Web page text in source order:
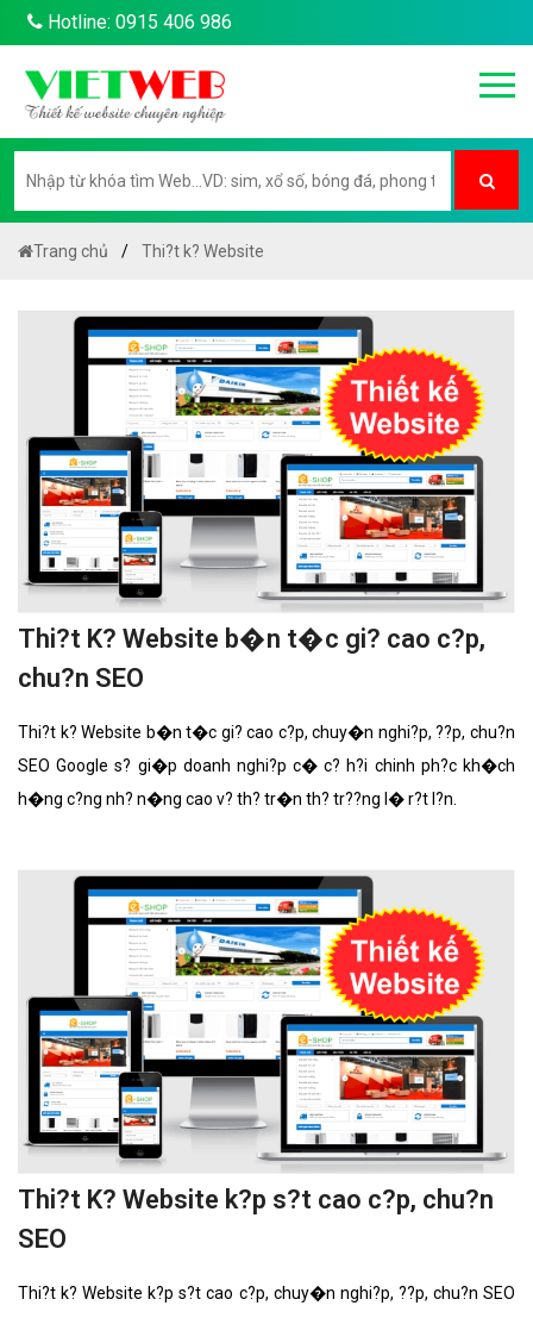
Hotline: 0915 406 986
Trang chủ Thi?t k? Website
Thi?t K? Website b�n t�c gi? cao c?p,
chu?n SEO
Thi?t k? Website b�n t�c gi? cao c?p, chuy�n nghi?p, ??p, chu?n
SEO Google s? gi�p doanh nghi?p c� c? h?i chinh ph?c kh�ch
h�ng c?ng nh? n�ng cao v? th? tr�n th? tr??ng l� r?t l?n.
Thi?t K? Website k?p s?t cao c?p, chu?n
SEO
Thi?t k? Website k?p s?t cao c?p, chuy�n nghi?p, ??p, chu?n SEO